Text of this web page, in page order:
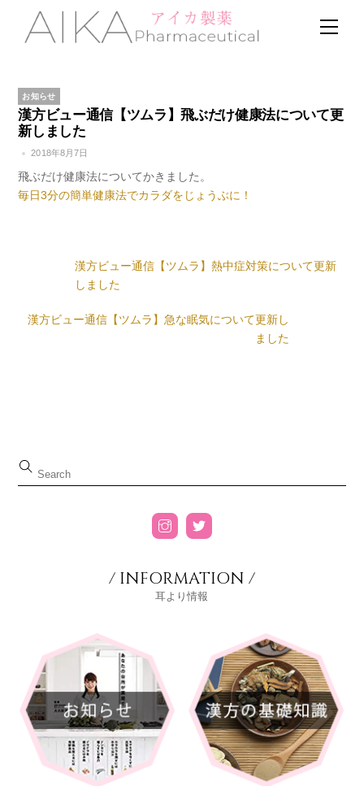
content
お知らせ
漢方ビュー通信【ツムラ】飛ぶだけ健康法について更
新しました
2018年8月7日
飛ぶだけ健康法についてかきました。
毎日3分の簡単健康法でカラダをじょうぶに！
漢方ビュー通信【ツムラ】熱中症対策について更新
しました
漢方ビュー通信【ツムラ】急な眠気について更新し
ました
/ INFORMATION /
耳より情報